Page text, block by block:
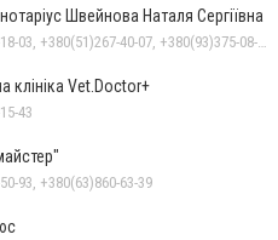
Швейнова Наталя Сергіївна
клініка Vet.Doctor+
43
93, +380(63)860-63-39